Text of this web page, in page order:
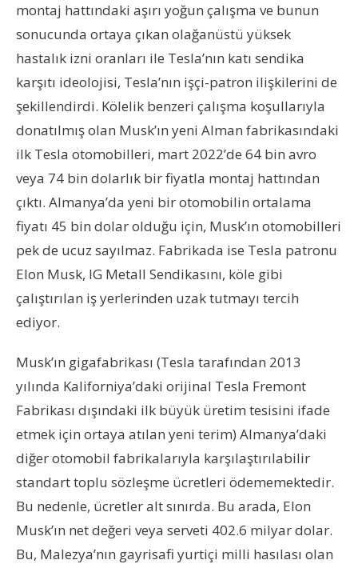
montaj hattındaki aşırı yoğun çalışma ve bunun
sonucunda ortaya çıkan olağanüstü yüksek
hastalık izni oranları ile Tesla’nın katı sendika
karşıtı ideolojisi, Tesla’nın işçi-patron ilişkilerini de
şekillendirdi. Kölelik benzeri çalışma koşullarıyla
donatılmış olan Musk’ın yeni Alman fabrikasındaki
ilk Tesla otomobilleri, mart 2022’de 64 bin avro
veya 74 bin dolarlık bir fiyatla montaj hattından
çıktı. Almanya’da yeni bir otomobilin ortalama
fiyatı 45 bin dolar olduğu için, Musk’ın otomobilleri
pek de ucuz sayılmaz. Fabrikada ise Tesla patronu
Elon Musk, IG Metall Sendikasını, köle gibi
çalıştırılan iş yerlerinden uzak tutmayı tercih
ediyor.
Musk’ın gigafabrikası (Tesla tarafından 2013
yılında Kaliforniya’daki orijinal Tesla Fremont
Fabrikası dışındaki ilk büyük üretim tesisini ifade
etmek için ortaya atılan yeni terim) Almanya’daki
diğer otomobil fabrikalarıyla karşılaştırılabilir
standart toplu sözleşme ücretleri ödememektedir.
Bu nedenle, ücretler alt sınırda. Bu arada, Elon
Musk’ın net değeri veya serveti 402.6 milyar dolar.
Bu, Malezya’nın gayrisafi yurtiçi milli hasılası olan